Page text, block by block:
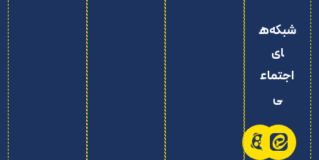
شبکه‌ه
ای
اجتماع
ی